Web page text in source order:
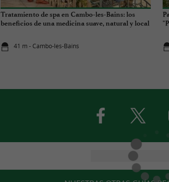
Tratamiento de spa en Cambo-les-Bains: los
beneficios de una medicina suave, natural y local
41 m - Cambo-les-Bains